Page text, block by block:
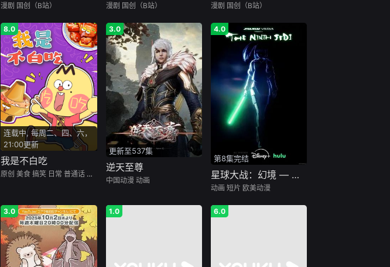
漫剧 国创（B站） 漫剧 国创（B站） 漫剧 国创（B站）
8.0
连载中, 每周二、四、六，
21:00更新
我是不白吃
原创 美食 搞笑 日常 普通话 国创（B站）
3.0
更新至537集
逆天至尊
中国动漫 动画
4.0
第8集完结
星球大战：幻境 — 第九个绝地武士
动画 短片 欧美动漫
3.0 1.0 6.0